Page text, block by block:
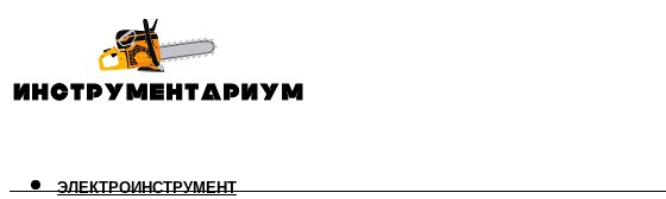
ЭЛЕКТРОИНСТРУМЕНТ